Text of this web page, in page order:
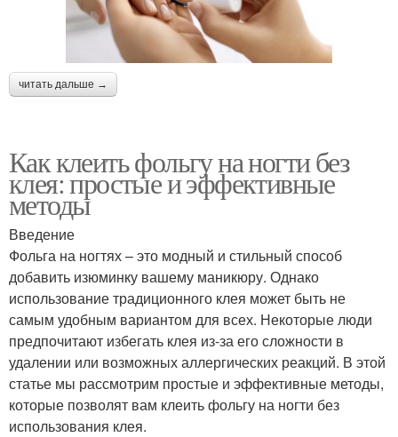
читать дальше →
Как клеить фольгу на ногти без
клея: простые и эффективные
методы
Введение
Фольга на ногтях – это модный и стильный способ
добавить изюминку вашему маникюру. Однако
использование традиционного клея может быть не
самым удобным вариантом для всех. Некоторые люди
предпочитают избегать клея из-за его сложности в
удалении или возможных аллергических реакций. В этой
статье мы рассмотрим простые и эффективные методы,
которые позволят вам клеить фольгу на ногти без
использования клея.